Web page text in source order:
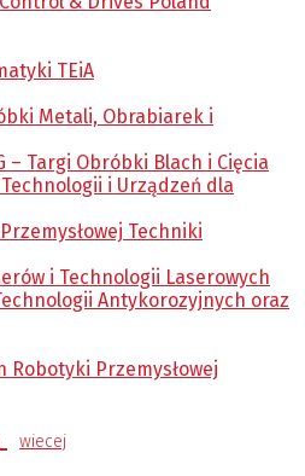
wiecej